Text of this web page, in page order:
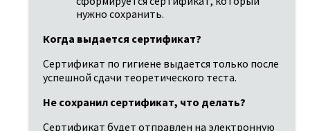
нужно сохранить.
Когда выдается сертификат?
Сертификат по гигиене выдается только после
успешной сдачи теоретического теста.
Не сохранил сертификат, что делать?
Сертификат будет отправлен на электронную